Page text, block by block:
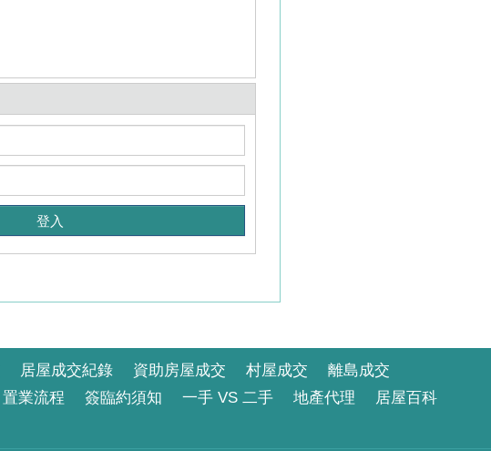
居屋成交紀錄 資助房屋成交 村屋成交
離島成交
置業流程 簽臨約須知 一手 VS 二手 地產代理
居屋百科